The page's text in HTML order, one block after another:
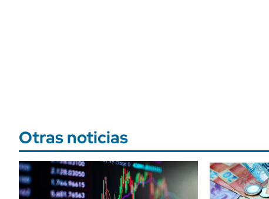
Otras noticias